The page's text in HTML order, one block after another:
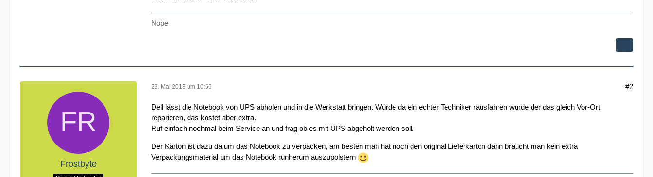
Nope
Frostbyte
23. Mai 2013 um 10:56 #2
Dell lässt die Notebook von UPS abholen und in die Werkstatt bringen. Würde da ein echter Techniker rausfahren würde der das gleich Vor-Ort
reparieren, das kostet aber extra.
Ruf einfach nochmal beim Service an und frag ob es mit UPS abgeholt werden soll.
Der Karton ist dazu da um das Notebook zu verpacken, am besten man hat noch den original Lieferkarton dann braucht man kein extra
Verpackungsmaterial um das Notebook runherum auszupolstern